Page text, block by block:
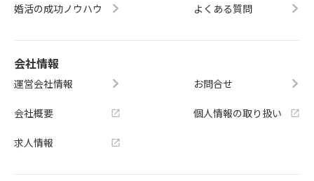
婚活の成功ノウハウ よくある質問
会社情報
運営会社情報
会社概要
求人情報
お問合せ
個人情報の取り扱い